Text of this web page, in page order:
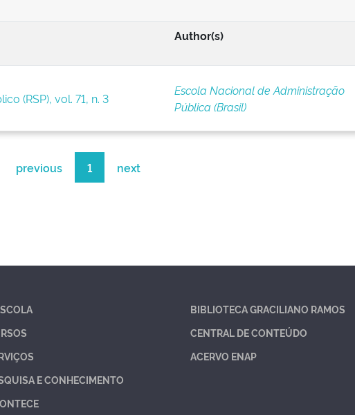
Author(s)
(RSP), vol. 71, n. 3
Escola Nacional de Administração
Pública (Brasil)
previous 1 next
E CONHECIMENTO
BIBLIOTECA GRACILIANO RAMOS
CENTRAL DE CONTEÚDO
ACERVO ENAP